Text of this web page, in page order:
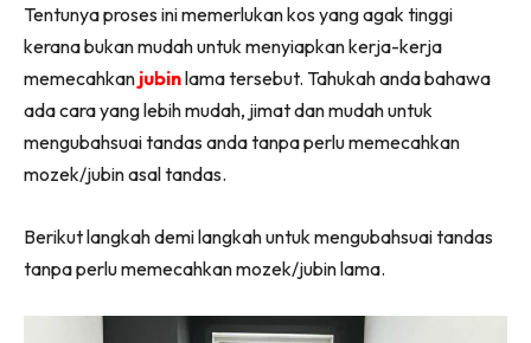
Hotel
Kafe
Hartanah
High Rise
Landed
Video
Tentunya proses ini memerlukan kos yang agak tinggi
kerana bukan mudah untuk menyiapkan kerja-kerja
memecahkan jubinlama tersebut. Tahukah anda bahawa
ada cara yang lebih mudah, jimat dan mudah untuk
mengubahsuai tandas anda tanpa perlu memecahkan
mozek/jubin asal tandas.
Berikut langkah demi langkah untuk mengubahsuai tandas
tanpa perlu memecahkan mozek/jubin lama.